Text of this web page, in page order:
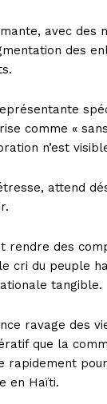
avec des
des
comme «
n’est
attend
rendre des
cri du peuple
tangible.
ravage des
que la
rapidement
en Haïti.